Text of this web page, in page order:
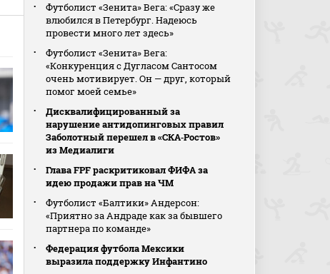
Футболист «Зенита» Вега: «Сразу же
влюбился в Петербург. Надеюсь
провести много лет здесь»
Футболист «Зенита» Вега:
«Конкуренция с Дугласом Сантосом
очень мотивирует. Он — друг, который
помог моей семье»
Дисквалифицированный за
нарушение антидопинговых правил
Заболотный перешел в «СКА‑Ростов»
из Медиалиги
Глава FPF раскритиковал ФИФА за
идею продажи прав на ЧМ
Футболист «Балтики» Андерсон:
«Приятно за Андраде как за бывшего
партнера по команде»
Федерация футбола Мексики
выразила поддержку Инфантино